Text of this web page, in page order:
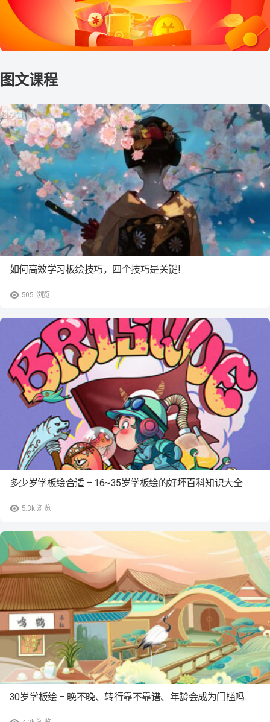
505 浏览
如何高效学习板绘技巧，四个技巧是关键!
5.3k 浏览
多少岁学板绘合适 – 16~35岁学板绘的好坏百科知识大全
30岁学板绘 – 晚不晚、转行靠不靠谱、年龄会成为门槛吗…